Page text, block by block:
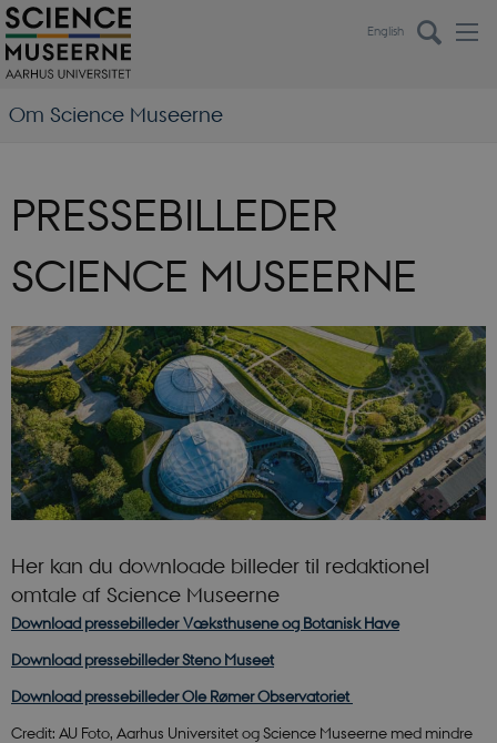
English
Om Science Museerne
PRESSEBILLEDER
SCIENCE MUSEERNE
Her kan du downloade billeder til redaktionel
omtale af Science Museerne
Download pressebilleder Væksthusene og Botanisk Have
Download pressebilleder Steno Museet
Download pressebilleder Ole Rømer Observatoriet
Credit: AU Foto, Aarhus Universitet og Science Museerne med mindre